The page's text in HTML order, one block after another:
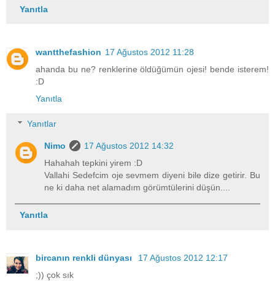
Yanıtla
wantthefashion 17 Ağustos 2012 11:28
ahanda bu ne? renklerine öldüğümün ojesi! bende isterem!
:D
Yanıtla
Yanıtlar
Nimo
17 Ağustos 2012 14:32
Hahahah tepkini yirem :D
Vallahi Sedefcim oje sevmem diyeni bile dize getirir. Bu
ne ki daha net alamadım görümtülerini düşün....
Yanıtla
bircanın renkli dünyası
17 Ağustos 2012 12:17
;)) çok sık